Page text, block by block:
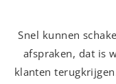
Snel kunnen
afspraken, dat is
klanten